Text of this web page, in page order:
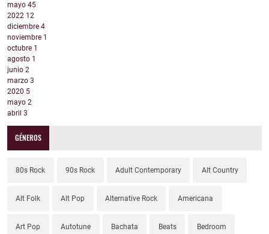
mayo 45
2022 12
diciembre 4
noviembre 1
octubre 1
agosto 1
junio 2
marzo 3
2020 5
mayo 2
abril 3
GÉNEROS
80s Rock 90s Rock Adult Contemporary Alt Country
Alt Folk Alt Pop Alternative Rock Americana
Art Pop Autotune Bachata Beats Bedroom